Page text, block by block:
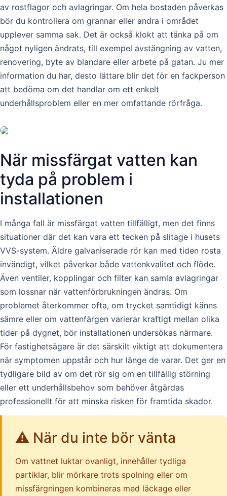
av rostflagor och avlagringar. Om hela bostaden påverkas
bör du kontrollera om grannar eller andra i området
upplever samma sak. Det är också klokt att tänka på om
något nyligen ändrats, till exempel avstängning av vatten,
renovering, byte av blandare eller arbete på gatan. Ju mer
information du har, desto lättare blir det för en fackperson
att bedöma om det handlar om ett enkelt
underhållsproblem eller en mer omfattande rörfråga.
När missfärgat vatten kan
tyda på problem i
installationen
I många fall är missfärgat vatten tillfälligt, men det finns
situationer där det kan vara ett tecken på slitage i husets
VVS-system. Äldre galvaniserade rör kan med tiden rosta
invändigt, vilket påverkar både vattenkvalitet och flöde.
Även ventiler, kopplingar och filter kan samla avlagringar
som lossnar när vattenförbrukningen ändras. Om
problemet återkommer ofta, om trycket samtidigt känns
sämre eller om vattenfärgen varierar kraftigt mellan olika
tider på dygnet, bör installationen undersökas närmare.
För fastighetsägare är det särskilt viktigt att dokumentera
när symptomen uppstår och hur länge de varar. Det ger en
tydligare bild av om det rör sig om en tillfällig störning
eller ett underhållsbehov som behöver åtgärdas
professionellt för att minska risken för framtida skador.
⚠️ När du inte bör vänta
Om vattnet luktar ovanligt, innehåller tydliga
partiklar, blir mörkare trots spolning eller om
missfärgningen kombineras med läckage eller